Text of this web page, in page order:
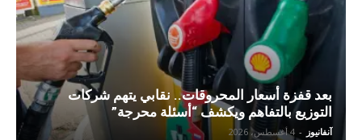
بعد قفزة أسعار المحروقات.. نقابي يتهم شركات
التوزيع بالتفاهم ويكشف “أسئلة محرجة”
آنفانيوز - 4 أغسطس، 2026